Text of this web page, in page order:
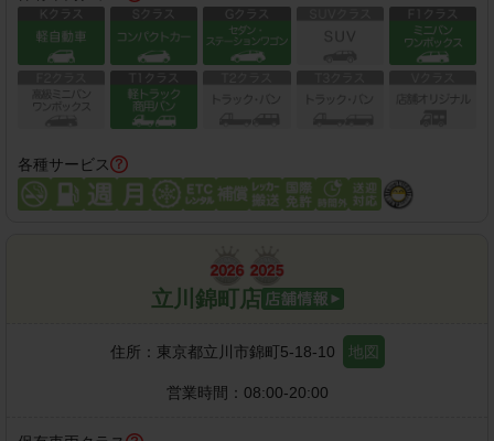
各種サービス
立川錦町店
住所： 東京都立川市錦町5-18-10 地図
営業時間： 08:00-20:00